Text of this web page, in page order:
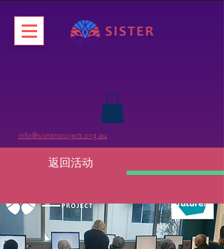
info@sisterproject.org.au
返回活动